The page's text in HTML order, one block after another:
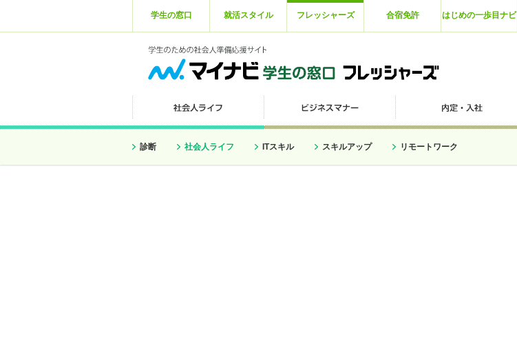
学生の窓口 就活スタイル フレッシャーズ 合宿免許 はじめの一歩目ナビ
診断 社会人ライフ ITスキル スキルアップ リモートワーク